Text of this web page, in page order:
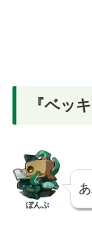
『ベッ
ぼんぷ